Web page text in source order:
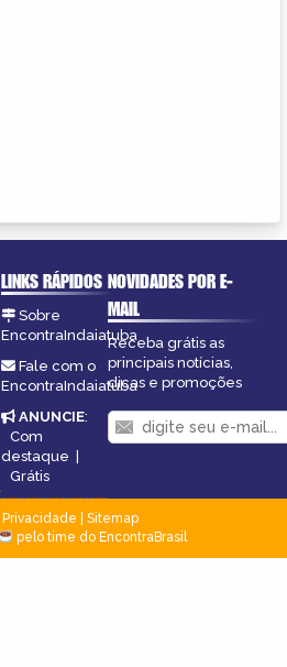
LINKS RÁPIDOS
Sobre
EncontraIndaiatuba
Fale com o
EncontraIndaiatuba
ANUNCIE:
Com
destaque
Grátis
NOVIDADES POR E-
MAIL
Receba grátis as
principais notícias,
dicas e promoções
Privacidade
Sitemap
pelo time do EncontraBrasil